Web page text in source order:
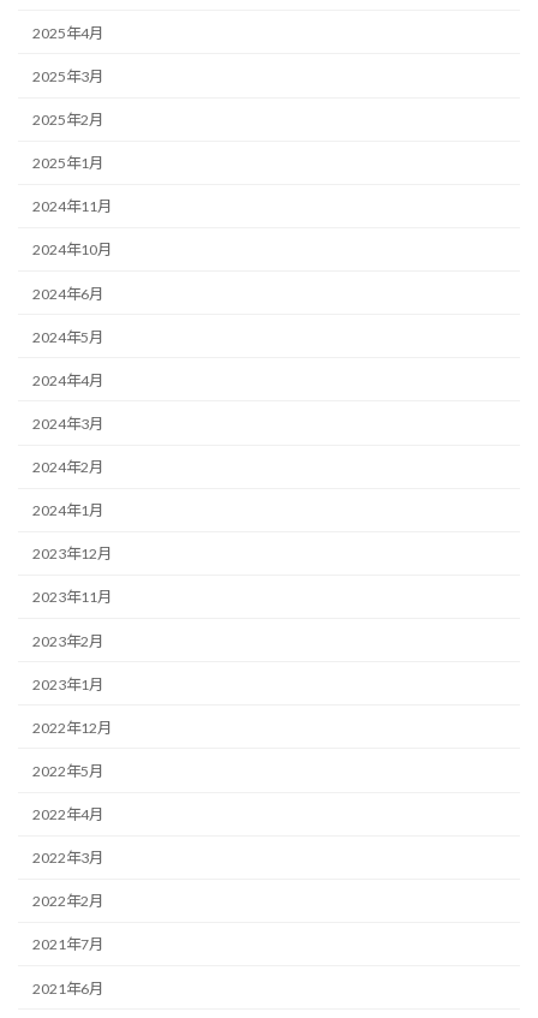
2025年4月
2025年3月
2025年2月
2025年1月
2024年11月
2024年10月
2024年6月
2024年5月
2024年4月
2024年3月
2024年2月
2024年1月
2023年12月
2023年11月
2023年2月
2023年1月
2022年12月
2022年5月
2022年4月
2022年3月
2022年2月
2021年7月
2021年6月